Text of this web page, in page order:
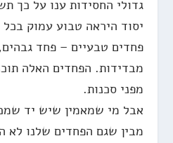
גדולי החסידות ענו על כך
יסוד היראה טבוע עמוק
פחדים טבעיים – פחד
מבדידות. הפחדים האלה
מפני סכנות.
אבל מי שמאמין שיש יד
מבין שגם הפחדים שלנו לא